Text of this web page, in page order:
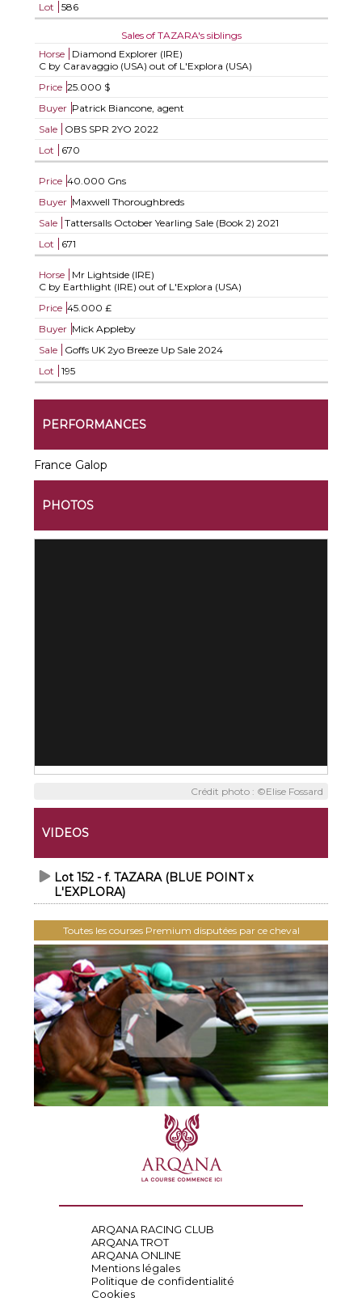
Lot
586
Sales of TAZARA's siblings
Horse
Diamond Explorer (IRE)
C by Caravaggio (USA) out of L'Explora (USA)
Price 25.000 $
Buyer Patrick Biancone, agent
Sale
OBS SPR 2YO 2022
Lot
670
Price 40.000 Gns
Buyer Maxwell Thoroughbreds
Sale
Tattersalls October Yearling Sale (Book 2) 2021
Lot
671
Horse
Mr Lightside (IRE)
C by Earthlight (IRE) out of L'Explora (USA)
Price 45.000 £
Buyer Mick Appleby
Sale
Goffs UK 2yo Breeze Up Sale 2024
Lot
195
PERFORMANCES
France Galop
PHOTOS
Crédit photo : ©Elise Fossard
VIDEOS
Lot 152 - f. TAZARA (BLUE POINT x
L'EXPLORA)
Toutes les courses Premium disputées par ce cheval
ARQANA RACING CLUB
ARQANA TROT
ARQANA ONLINE
Mentions légales
Politique de confidentialité
Cookies